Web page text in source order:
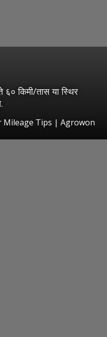
६० किमी/तास या स्थिर
Mileage Tips | Agrowon